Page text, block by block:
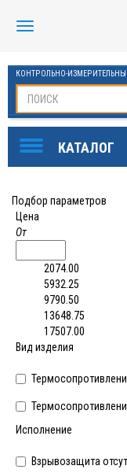
КОНТРОЛЬНО-
Подбор параметров
Цена
От
2074.00
5932.25
9790.50
13648.75
17507.00
Вид изделия
Исполнение
Взрывозащита